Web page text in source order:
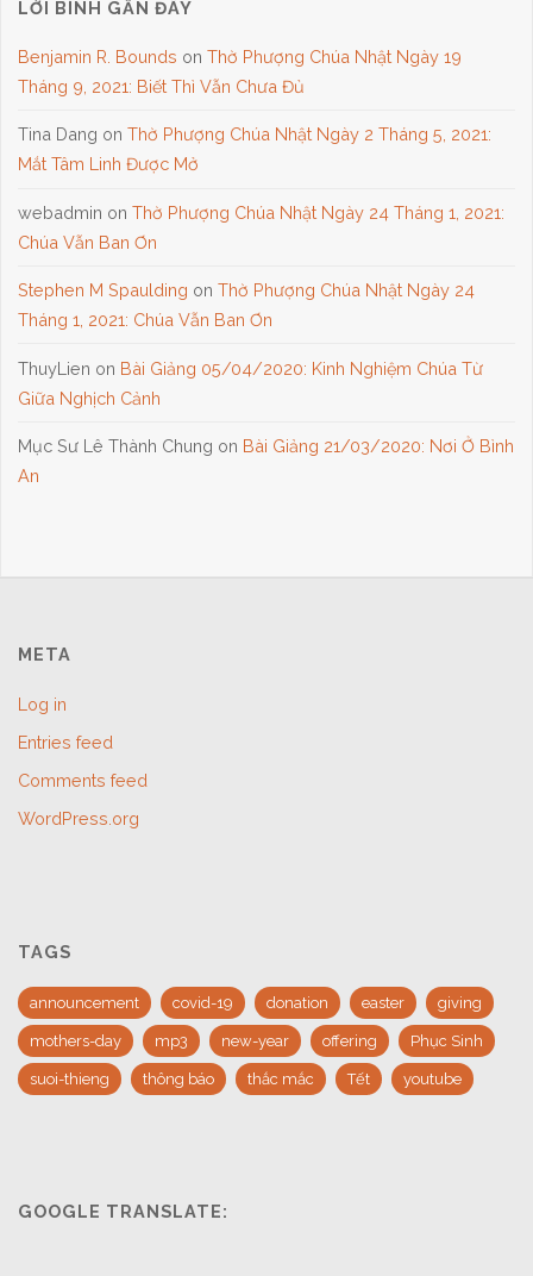
LỜI BÌNH GẦN ĐÂY
Benjamin R. Bounds onThờ Phượng Chúa Nhật Ngày 19
Tháng 9, 2021: Biết Thì Vẫn Chưa Đủ
Tina Dang onThờ Phượng Chúa Nhật Ngày 2 Tháng 5, 2021:
Mắt Tâm Linh Được Mở
webadmin onThờ Phượng Chúa Nhật Ngày 24 Tháng 1, 2021:
Chúa Vẫn Ban Ơn
Stephen M Spaulding onThờ Phượng Chúa Nhật Ngày 24
Tháng 1, 2021: Chúa Vẫn Ban Ơn
ThuyLien on Bài Giảng 05/04/2020: Kinh Nghiệm Chúa Từ
Giữa Nghịch Cảnh
Mục Sư Lê Thành Chung on Bài Giảng 21/03/2020: Nơi Ở Bình
An
META
Log in
Entries feed
Comments feed
WordPress.org
TAGS
announcement covid-19 donation easter giving
mothers-day mp3 new-year offering Phục Sinh
suoi-thieng thông báo thắc mắc Tết youtube
GOOGLE TRANSLATE: